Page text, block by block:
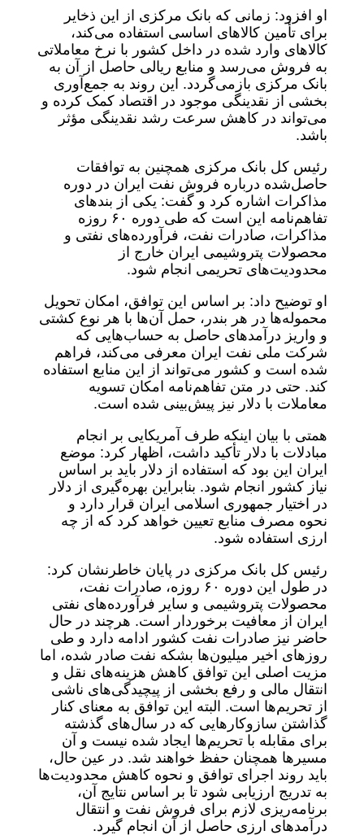
او افزود: زمانی که بانک مرکزی از این ذخایر
برای تأمین کالاهای اساسی استفاده می‌کند،
کالاهای وارد شده در داخل کشور با نرخ معاملاتی
به فروش می‌رسد و منابع ریالی حاصل از آن به
بانک مرکزی بازمی‌گردد. این روند به جمع‌آوری
بخشی از نقدینگی موجود در اقتصاد کمک کرده و
می‌تواند در کاهش سرعت رشد نقدینگی مؤثر
باشد.
رئیس‌ کل بانک مرکزی همچنین به توافقات
حاصل‌شده درباره فروش نفت ایران در دوره
مذاکرات اشاره کرد و گفت: یکی از بندهای
تفاهم‌نامه این است که طی دوره ۶۰ روزه
مذاکرات، صادرات نفت، فرآورده‌های نفتی و
محصولات پتروشیمی ایران خارج از
محدودیت‌های تحریمی انجام شود.
او توضیح داد: بر اساس این توافق، امکان تحویل
محموله‌ها در هر بندر، حمل آن‌ها با هر نوع کشتی
و واریز درآمدهای حاصل به حساب‌هایی که
شرکت ملی نفت ایران معرفی می‌کند، فراهم
شده است و کشور می‌تواند از این منابع استفاده
کند. حتی در متن تفاهم‌نامه امکان تسویه
معاملات با دلار نیز پیش‌بینی شده است.
همتی با بیان اینکه طرف آمریکایی بر انجام
مبادلات با دلار تأکید داشت، اظهار کرد: موضع
ایران این بود که استفاده از دلار باید بر اساس
نیاز کشور انجام شود. بنابراین بهره‌گیری از دلار
در اختیار جمهوری اسلامی ایران قرار دارد و
نحوه مصرف منابع تعیین خواهد کرد که از چه
ارزی استفاده شود.
رئیس‌ کل بانک مرکزی در پایان خاطرنشان کرد:
در طول این دوره ۶۰ روزه، صادرات نفت،
محصولات پتروشیمی و سایر فرآورده‌های نفتی
ایران از معافیت برخوردار است. هرچند در حال
حاضر نیز صادرات نفت کشور ادامه دارد و طی
روزهای اخیر میلیون‌ها بشکه نفت صادر شده، اما
مزیت اصلی این توافق کاهش هزینه‌های نقل‌ و
انتقال مالی و رفع بخشی از پیچیدگی‌های ناشی
از تحریم‌ها است. البته این توافق به معنای کنار
گذاشتن سازوکارهایی که در سال‌های گذشته
برای مقابله با تحریم‌ها ایجاد شده نیست و آن
مسیرها همچنان حفظ خواهند شد. در عین حال،
باید روند اجرای توافق و نحوه کاهش محدودیت‌ها
به تدریج ارزیابی شود تا بر اساس نتایج آن،
برنامه‌ریزی لازم برای فروش نفت و انتقال
درآمدهای ارزی حاصل از آن انجام گیرد.